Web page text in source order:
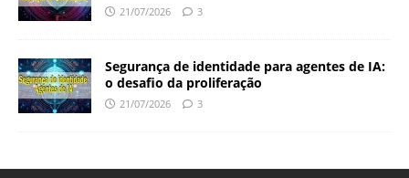
21/07/2026 3
Segurança de identidade para agentes de IA:
o desafio da proliferação
21/07/2026 3